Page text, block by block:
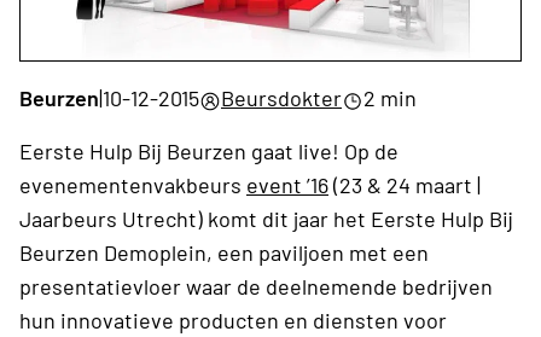
Beurzen|10-12-2015 Beursdokter
2 min
Eerste Hulp Bij Beurzen gaat live! Op de
evenementenvakbeurs event ’16(23 & 24 maart |
Jaarbeurs Utrecht) komt dit jaar het Eerste Hulp Bij
Beurzen Demoplein, een paviljoen met een
presentatievloer waar de deelnemende bedrijven
hun innovatieve producten en diensten voor